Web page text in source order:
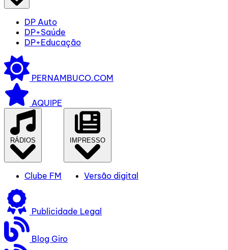
DP Auto
DP+Saúde
DP+Educação
PERNAMBUCO.COM
AQUIPE
RÁDIOS
Clube FM
IMPRESSO
Versão digital
Publicidade Legal
Blog Giro